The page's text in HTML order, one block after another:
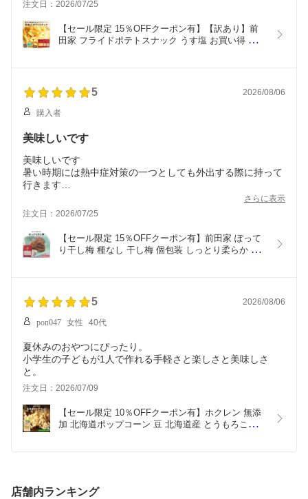
注文日：2026/07/25
【セール限定 15％OFFクーポン有】【訳あり】前
田家 フライドポテトスナック うす塩 お買い得 うす
5 2026/08/06
購入者
美味しいです
美味しいです
暑い時期には熱中症対策の一つとしても外出する際に持って
行きます
気をつけないと塩分取りすぎに注意です
さらに表示
注文日：2026/07/25
【セール限定 15％OFFクーポン有】前田家 ぽって
り干し梅 種なし 干し梅 個包装 しっとり柔らか 梅
ズ
5 2026/08/06
pon047 女性 40代
夏休みのおやつにぴったり。
小学生の子どもが1人で作れる手軽さと楽しさと美味しさ
と。
注文日：2026/07/09
【セール限定 10％OFFクーポン有】ホクレン 無添
加 北海道ポップコーン 豆 北海道産 とうもろこし
店舗内ランキング